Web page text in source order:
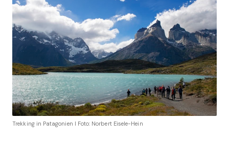
Trekking in Patagonien I Foto: Norbert Eisele-Hein